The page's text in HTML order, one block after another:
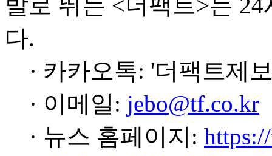
다.
· 카카오톡: '더팩트제
· 이메일: jebo@tf.co.kr
· 뉴스 홈페이지: